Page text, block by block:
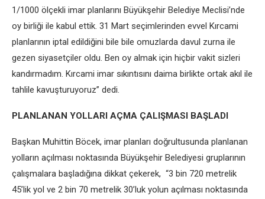
1/1000 ölçekli imar planlarını Büyükşehir Belediye Meclisi’nde
oy birliği ile kabul ettik. 31 Mart seçimlerinden evvel Kırcami
planlarının iptal edildiğini bile bile omuzlarda davul zurna ile
gezen siyasetçiler oldu. Ben oy almak için hiçbir vakit sizleri
kandırmadım. Kırcami imar sıkıntısını daima birlikte ortak akıl ile
tahlile kavuşturuyoruz” dedi.
PLANLANAN YOLLARI AÇMA ÇALIŞMASI BAŞLADI
Başkan Muhittin Böcek, imar planları doğrultusunda planlanan
yolların açılması noktasında Büyükşehir Belediyesi gruplarının
çalışmalara başladığına dikkat çekerek, “3 bin 720 metrelik
45’lik yol ve 2 bin 70 metrelik 30’luk yolun açılması noktasında